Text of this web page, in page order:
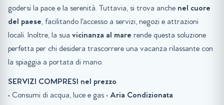
godersi la pace e la serenità. Tuttavia, si trova anche nel cuore
del paese, facilitando l'accesso a servizi, negozi e attrazioni
locali. Inoltre, la sua vicinanza al mare rende questa soluzione
perfetta per chi desidera trascorrere una vacanza rilassante con
la spiaggia a portata di mano.
SERVIZI COMPRESI nel prezzo
• Consumi di acqua, luce e gas • Aria Condizionata